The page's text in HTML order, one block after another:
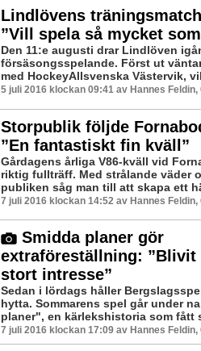
Lindlövens
”Vill spela så mycket
Den 11:e augusti drar Lindlöven
försäsongsspelande. Först ut
med HockeyAllsvenska Västervik,
5 juli 2016 klockan 09:41 av Hannes Feldin,
Storpublik följde
”En fantastiskt fin kväll”
Gårdagens årliga V86-kväll vid
riktig fullträff. Med strålande väder
publiken såg man till att skapa ett
7 juli 2016 klockan 14:52 av Hannes Feldin,
Smidda planer gör
extraföreställning: ”Blivit
stort intresse”
Sedan i lördags håller
hytta. Sommarens spel går under
planer", en kärlekshistoria som fått
7 juli 2016 klockan 17:09 av Hannes Feldin,